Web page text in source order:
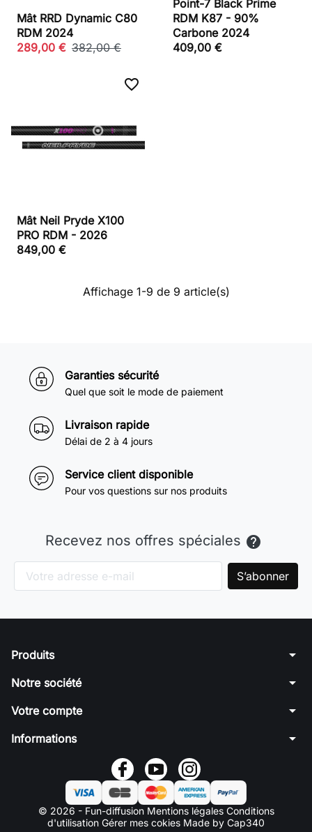
Mât RRD Dynamic C80
RDM 2024
289,00 € 382,00 €
Point-7 Black Prime
RDM K87 - 90%
Carbone 2024
409,00 €
favorite_border
Mât Neil Pryde X100
PRO RDM - 2026
849,00 €
Affichage 1-9 de 9 article(s)
Garanties sécurité
Quel que soit le mode de paiement
Livraison rapide
Délai de 2 à 4 jours
Service client disponible
Pour vos questions sur nos produits
Recevez nos offres spéciales 
Produits arrow_drop_down
Notre société arrow_drop_down
Votre compte arrow_drop_down
Informations arrow_drop_down
© 2026 - Fun-diffusion Mentions légales Conditions
d'utilisation Gérer mes cokies Made by Cap340